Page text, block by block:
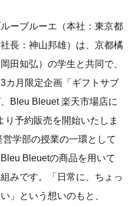
ーブルーエ（本社：東京都
長：神山邦雄）は、京都橘
田知弘）の学生と共同で、
カ月限定企画「ギフトサブ
Bleu Bleuet 楽天市場店に
予約販売を開始いたしま
学部の授業の一環として
Bleuetの商品を用いて
みです。「日常に、ちょっ
」という想いのもと、